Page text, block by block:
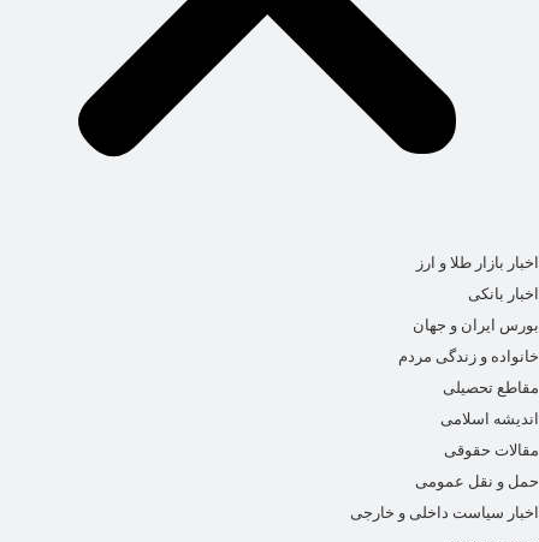
اخبار بازار طلا و ارز
اخبار بانکی
بورس ایران و جهان
خانواده و زندگی مردم
مقاطع تحصیلی
اندیشه اسلامی
مقالات حقوقی
حمل و نقل عمومی
اخبار سیاست داخلی و خارجی